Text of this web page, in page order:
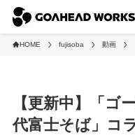
HOME fujisoba 動画
【更新中】「ゴ
代富士そば」コ